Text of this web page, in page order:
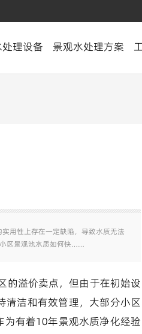
理设备 景观水处理方案
用性上存在一定缺陷，导致水质无法
区景观池水质如何快……
的溢价卖点，但由于在初始设
清洁和有效管理，大部分小区
有着10年景观水质净化经验